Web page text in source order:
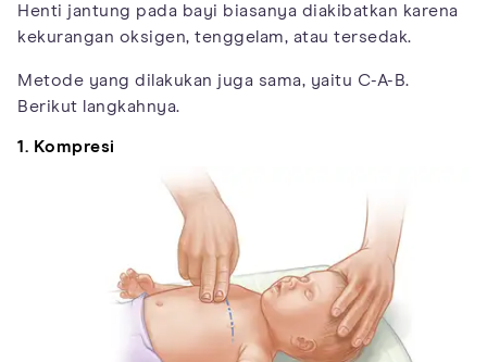
Henti jantung pada bayi biasanya diakibatkan karena
kekurangan oksigen, tenggelam, atau tersedak.
Metode yang dilakukan juga sama, yaitu C-A-B.
Berikut langkahnya.
1. Kompresi